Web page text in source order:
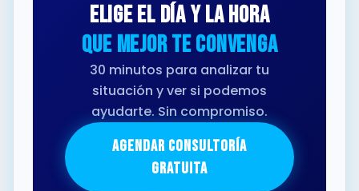
Elige el día y la hora
que mejor te convenga
30 minutos para analizar tu
situación y ver si podemos
ayudarte. Sin compromiso.
AGENDAR CONSULTORÍA
GRATUITA